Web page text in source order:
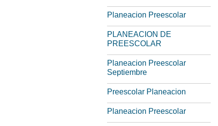
Planeacion Preescolar
PLANEACION DE
PREESCOLAR
Planeacion Preescolar
Septiembre
Preescolar Planeacion
Planeacion Preescolar